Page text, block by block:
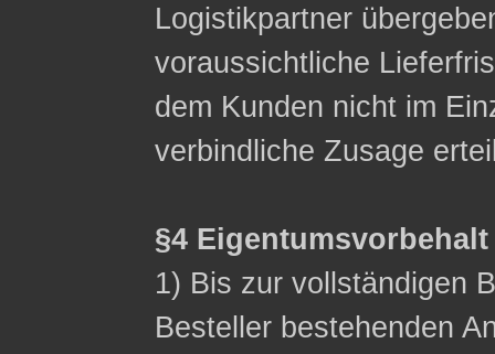
Logistikpartner
voraussichtliche
dem Kunden nicht im
verbindliche Zusage
§4 Eigentumsvorbehalt
1) Bis zur vollständigen
Besteller bestehenden